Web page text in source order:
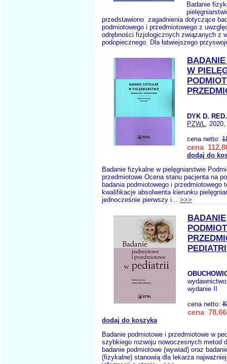
Badanie
przedstawiono zagadnienia dotyczące
podmiotowego i przedmiotowego z
odrębności fizjologicznych związanych z
podopiecznego. Dla łatwiejszego
W
DYK D. RED.
PZWL,
cena netto:
cena
dodaj do
Badanie fizykalne w pielęgniarstwie
przedmiotowe Ocena stanu pacjenta na
badania podmiotowego i przedmiotowego
kwalifikacje absolwenta kierunku
jednocześnie pierwszy i... >>>
BADANIE
wydanie II
cena netto:
cena 78,66
dodaj do koszyka
Badanie podmiotowe i przedmiotowe w
szybkiego rozwoju nowoczesnych metod
badanie podmiotowe (wywiad) oraz
(fizykalne) stanowią dla lekarza